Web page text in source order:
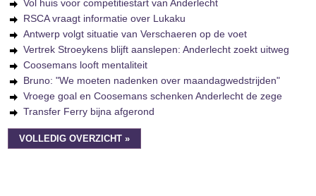
Vol huis voor competitiestart van Anderlecht
RSCA vraagt informatie over Lukaku
Antwerp volgt situatie van Verschaeren op de voet
Vertrek Stroeykens blijft aanslepen: Anderlecht zoekt uitweg
Coosemans looft mentaliteit
Bruno: "We moeten nadenken over maandagwedstrijden"
Vroege goal en Coosemans schenken Anderlecht de zege
Transfer Ferry bijna afgerond
VOLLEDIG OVERZICHT »